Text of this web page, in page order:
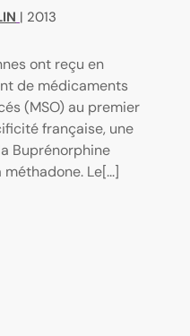
| 2013
ont reçu en
de médicaments
(MSO) au premier
française, une
Buprénorphine
Le[...]